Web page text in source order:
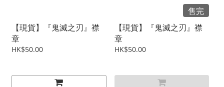
【現貨】『鬼滅之刃』襟
章
HK$50.00
售完
【現貨】『鬼滅之刃』襟
章
HK$50.00